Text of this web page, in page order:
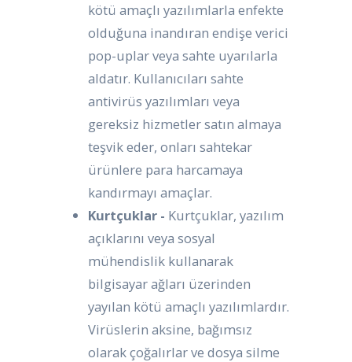
kötü amaçlı yazılımlarla enfekte
olduğuna inandıran endişe verici
pop-uplar veya sahte uyarılarla
aldatır. Kullanıcıları sahte
antivirüs yazılımları veya
gereksiz hizmetler satın almaya
teşvik eder, onları sahtekar
ürünlere para harcamaya
kandırmayı amaçlar.
Kurtçuklar - Kurtçuklar, yazılım
açıklarını veya sosyal
mühendislik kullanarak
bilgisayar ağları üzerinden
yayılan kötü amaçlı yazılımlardır.
Virüslerin aksine, bağımsız
olarak çoğalırlar ve dosya silme